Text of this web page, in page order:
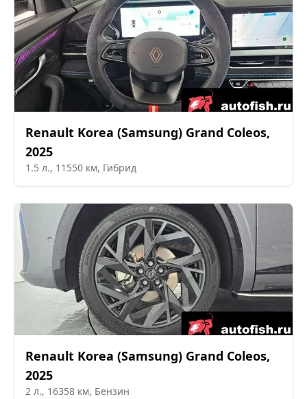
Renault Korea (Samsung) Grand Coleos,
2025
1.5 л., 11550 км, Гибрид
Renault Korea (Samsung) Grand Coleos,
2025
2 л., 16358 км, Бензин